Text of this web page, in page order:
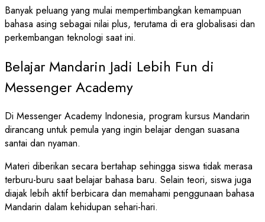
Banyak peluang yang mulai mempertimbangkan kemampuan
bahasa asing sebagai nilai plus, terutama di era globalisasi dan
perkembangan teknologi saat ini.
Belajar Mandarin Jadi Lebih Fun di
Messenger Academy
Di Messenger Academy Indonesia, program kursus Mandarin
dirancang untuk pemula yang ingin belajar dengan suasana
santai dan nyaman.
Materi diberikan secara bertahap sehingga siswa tidak merasa
terburu-buru saat belajar bahasa baru. Selain teori, siswa juga
diajak lebih aktif berbicara dan memahami penggunaan bahasa
Mandarin dalam kehidupan sehari-hari.